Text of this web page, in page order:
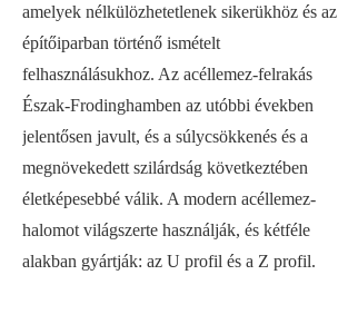
amelyek nélkülözhetetlenek sikerükhöz és az
építőiparban történő ismételt
felhasználásukhoz. Az acéllemez-felrakás
Észak-Frodinghamben az utóbbi években
jelentősen javult, és a súlycsökkenés és a
megnövekedett szilárdság következtében
életképesebbé válik. A modern acéllemez-
halomot világszerte használják, és kétféle
alakban gyártják: az U profil és a Z profil.